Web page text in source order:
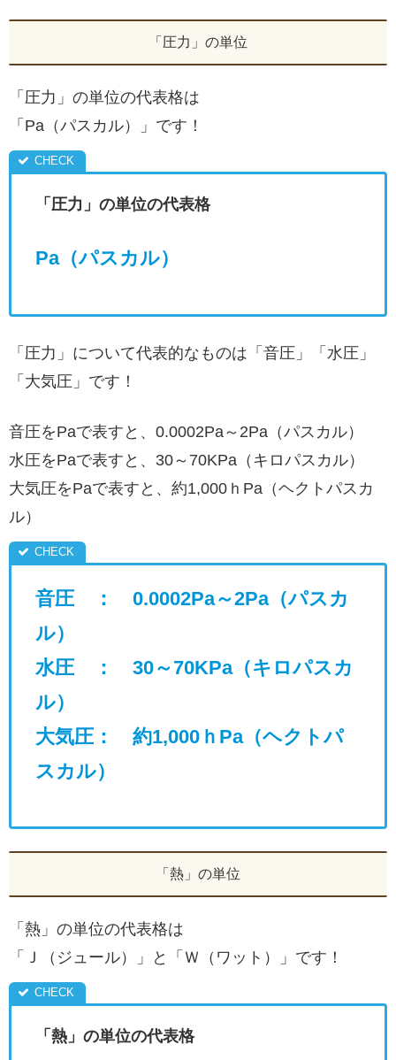
「圧力」の単位
「圧力」の単位の代表格は
「Pa（パスカル）」です！
「圧力」の単位の代表格
Pa（パスカル）
「圧力」について代表的なものは「音圧」「水圧」
「大気圧」です！
音圧をPaで表すと、0.0002Pa～2Pa（パスカル）
水圧をPaで表すと、30～70KPa（キロパスカル）
大気圧をPaで表すと、約1,000ｈPa（ヘクトパスカ
ル）
音圧 ： 0.0002Pa～2Pa（パスカ
ル）
水圧 ： 30～70KPa（キロパスカ
ル）
大気圧： 約1,000ｈPa（ヘクトパ
スカル）
「熱」の単位
「熱」の単位の代表格は
「Ｊ（ジュール）」と「Ｗ（ワット）」です！
「熱」の単位の代表格